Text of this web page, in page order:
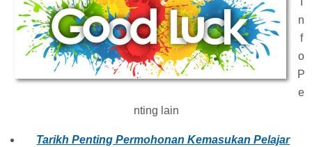
n
f
o
P
e
nting lain
Tarikh Penting Permohonan Kemasukan Pelajar